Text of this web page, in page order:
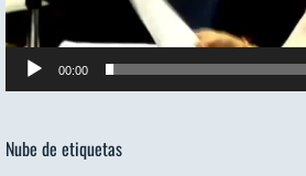
00:00
Nube de etiquetas